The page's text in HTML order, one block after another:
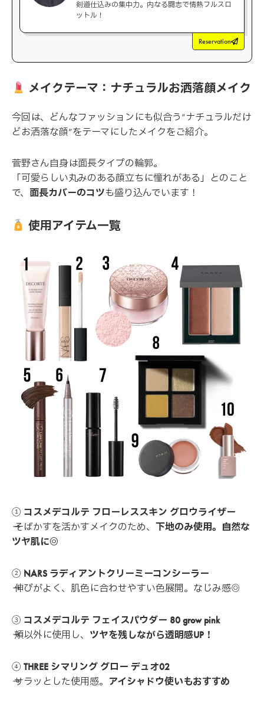
剣道仕込みの集中力。内なる闘志で情熱フルスロ
ットル！
Reservation
メイクテーマ：ナチュラルお洒落顔メイク
今回は、どんなファッションにも似合う“ナチュラルだけ
どお洒落な顔”をテーマにしたメイクをご紹介。
菅野さん自身は面長タイプの輪郭。
「可愛らしい丸みのある顔立ちに憧れがある」とのこと
で、 面長カバーのコツも盛り込んでいます！
使用アイテム一覧
① コスメデコルテ フローレススキン グロウライザー
→ そばかすを活かすメイクのため、 下地のみ使用。自然な
ツヤ肌に◎
② NARS ラディアントクリーミーコンシーラー
→ 伸びがよく、肌色に合わせやすい色展開。なじみ感◎
③ コスメデコルテ フェイスパウダー 80 grow pink
→ 頬以外に使用し、 ツヤを残しながら透明感UP！
④ THREE シマリング グロー デュオ02
→ サラッとした使用感。
アイシャドウ使いもおすすめ